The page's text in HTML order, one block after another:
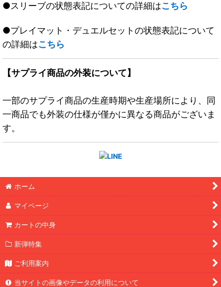
●スリーブの状態表記についての詳細はこちら
●プレイマット・デュエルセットの状態表記について
の詳細はこちら
【サプライ商品の外装について】
一部のサプライ商品の生産時期や生産場所により、同
一商品でも外装の仕様が僅かに異なる商品がございま
す。
ホーム
マイページ
カートの中身
新弾特集
ご利用案内
当サイトの画像やデータの利用について